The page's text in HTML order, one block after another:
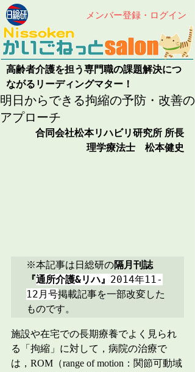
高齢者介護を担う専門職の課題解決につ
ながるリーディングマター！
メンバー登録・ログイン
明日からできる拘縮の予防・改善の
アプローチ
合同会社松本リハビリ研究所 所長
理学療法士　松本健史
※本記事は日総研の隔月刊誌
『通所介護&リハ』 2014年11-
12月号掲載記事を一部改変した
ものです。
施設や在宅での長期療養でよく見られ
る「拘縮」に対して，病院の治療で
は，ROM（range of motion：関節可動域